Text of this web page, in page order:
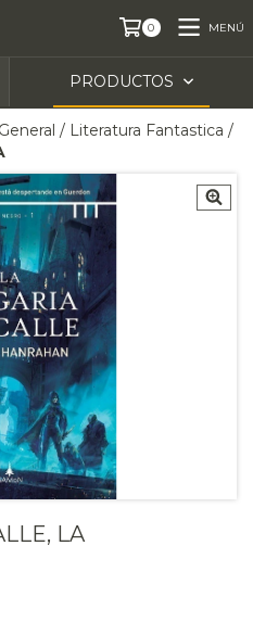
0 MENÚ
PRODUCTOS
/ Literatura Fantastica /
LA